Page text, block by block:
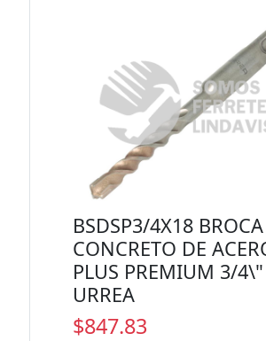
BSDSP3/4X18
CONCRETO DE
PLUS PREMIUM 3/
URREA
$847.83